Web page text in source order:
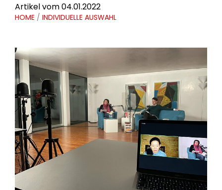
Artikel vom 04.01.2022
HOME / INDIVIDUELLE AUSWAHL